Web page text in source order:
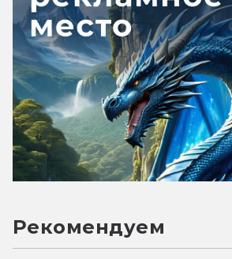
Рекомендуем